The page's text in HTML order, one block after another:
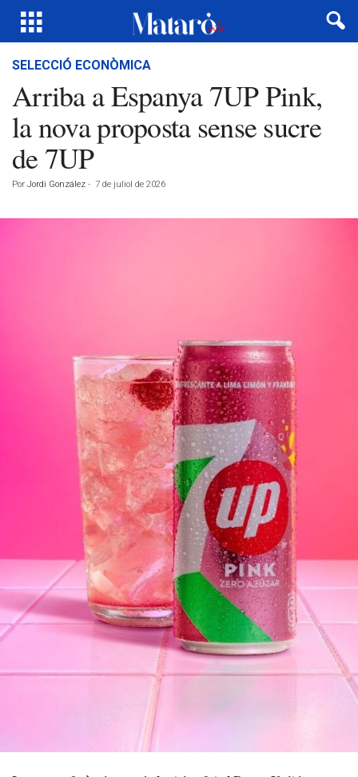
SELECCIÓ ECONÒMICA
Arriba a Espanya 7UP Pink,
la nova proposta sense sucre
de 7UP
Por Jordi González - 7 de juliol de 2026